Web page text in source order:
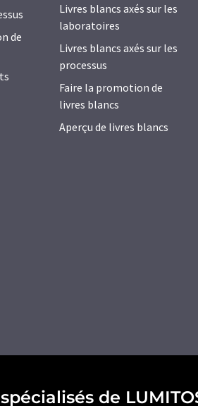
de
Livres blancs axés sur les
laboratoires
Livres blancs axés sur les
processus
Faire la promotion de
livres blancs
Aperçu de livres blancs
de